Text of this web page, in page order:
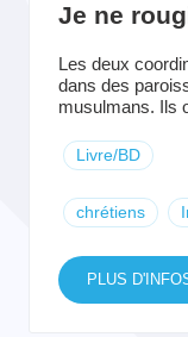
Je ne
Les deux
dans des
musulmans. Ils
Livre/BD
chrétiens
PLUS